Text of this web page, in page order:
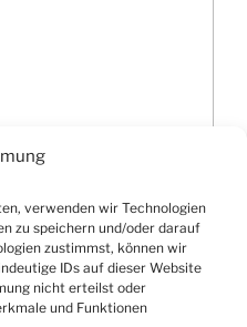
verwenden wir Technologien
zu speichern und/oder darauf
zustimmst, können wir
IDs auf dieser Website
nicht erteilst oder
und Funktionen